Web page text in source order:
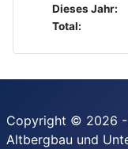
Dieses Jahr:
Total:
Copyright © 2026 -
Altbergbau und